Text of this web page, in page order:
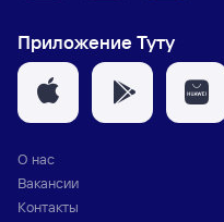
Приложение Туту
О нас
Вакансии
Контакты